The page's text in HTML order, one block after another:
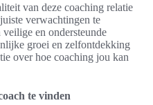
van deze coaching relatie
verwachtingen te
en ondersteunde
groei en zelfontdekking
over hoe coaching jou kan
te vinden